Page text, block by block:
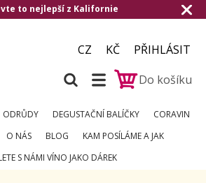
Doručení zdarma od 1.500,-
CZ KČ
PŘIHLÁSIT
Do košíku
ODRŮDY DEGUSTAČNÍ BALÍČKY
CORAVIN
O NÁS BLOG
KAM POSÍLÁME A JAK
S NÁMI VÍNO JAKO DÁREK